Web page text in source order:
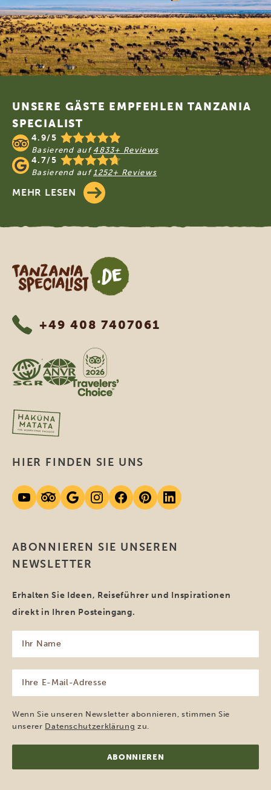
Footer
UNSERE GÄSTE EMPFEHLEN TANZANIA
SPECIALIST
4.9/5
Basierend auf 4833+ Reviews
4.7/5
Basierend auf 1252+ Reviews
MEHR LESEN
Tanzania Specialist
+49 408 7407061
ABONNIEREN SIE UNSEREN
NEWSLETTER
Erhalten Sie Ideen, Reiseführer und Inspirationen
direkt in Ihren Posteingang.
Name
(erforderlich)
Mail-
Adresse
(erforderlich)
Wenn Sie unseren Newsletter abonnieren, stimmen Sie
unserer Datenschutzerklärung zu.
HIER FINDEN SIE UNS